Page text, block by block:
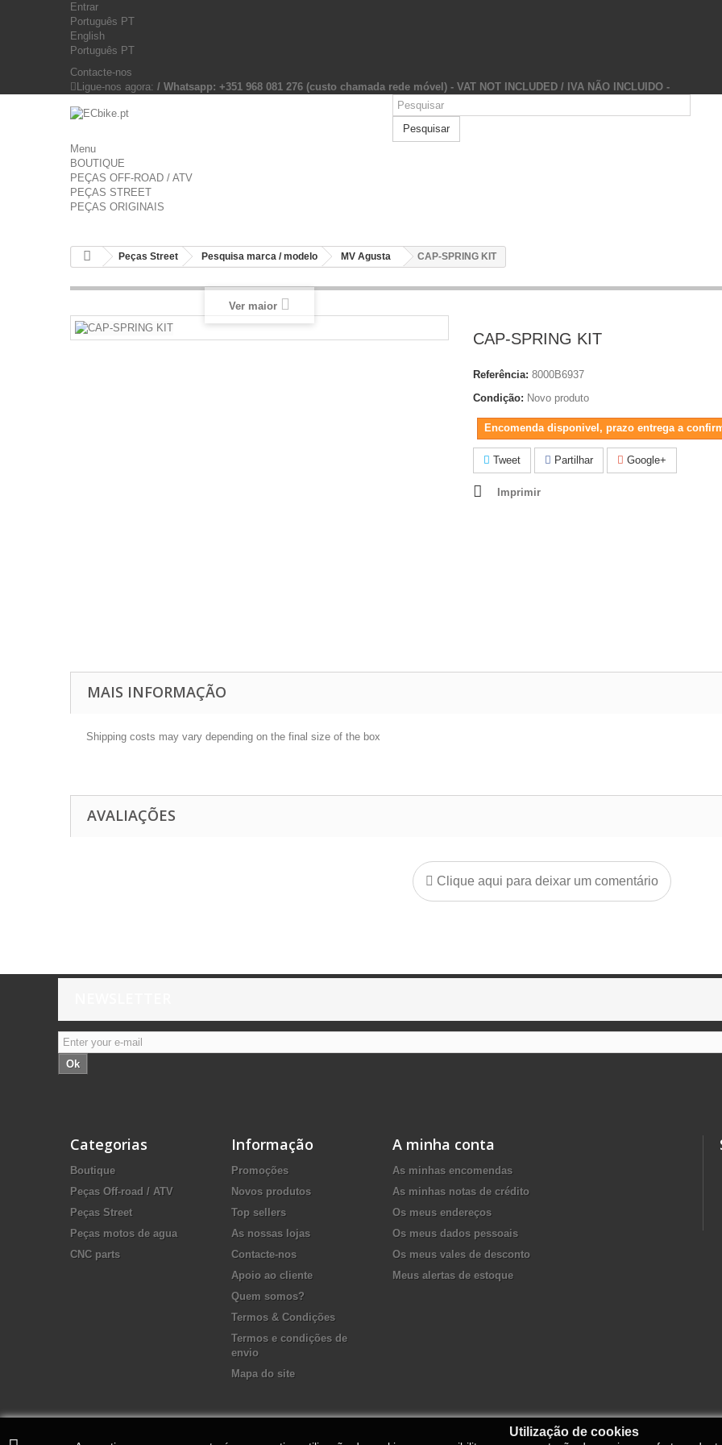
Entrar
Português PT
English
Português PT
Contacte-nos
Ligue-nos agora: / Whatsapp: +351 968 081 276 (custo chamada rede móvel) - VAT NOT INCLUDED / IVA NÃO INCLUIDO -
Pesquisar
Menu
BOUTIQUE
PEÇAS OFF-ROAD / ATV
PEÇAS STREET
PEÇAS ORIGINAIS
Peças Street Pesquisa marca / modelo MV Agusta CAP-SPRING KIT
Ver maior
CAP-SPRING KIT
Referência: 8000B6937
Condição: Novo produto
Encomenda disponivel, prazo entrega a
Tweet Partilhar Google+
Imprimir
MAIS INFORMAÇÃO
Shipping costs may vary depending on the final size of the box
AVALIAÇÕES
Clique aqui para deixar um comentário
Ok
Categorias
Boutique
Peças Off-road / ATV
Peças Street
Peças motos de agua
CNC parts
Informação
Promoções
Novos produtos
Top sellers
As nossas lojas
Contacte-nos
Apoio ao cliente
Quem somos?
Termos & Condições
Termos e condições de
envio
Mapa do site
A minha conta
As minhas encomendas
As minhas notas de crédito
Os meus endereços
Os meus dados pessoais
Os meus vales de desconto
Meus alertas de estoque
Utilização de cookies